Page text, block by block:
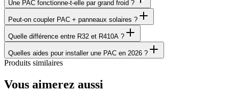
Une PAC fonctionne-t-elle par grand froid ?
Peut-on coupler PAC + panneaux solaires ?
Quelle différence entre R32 et R410A ?
Quelles aides pour installer une PAC en 2026 ?
Produits similaires
Vous aimerez aussi